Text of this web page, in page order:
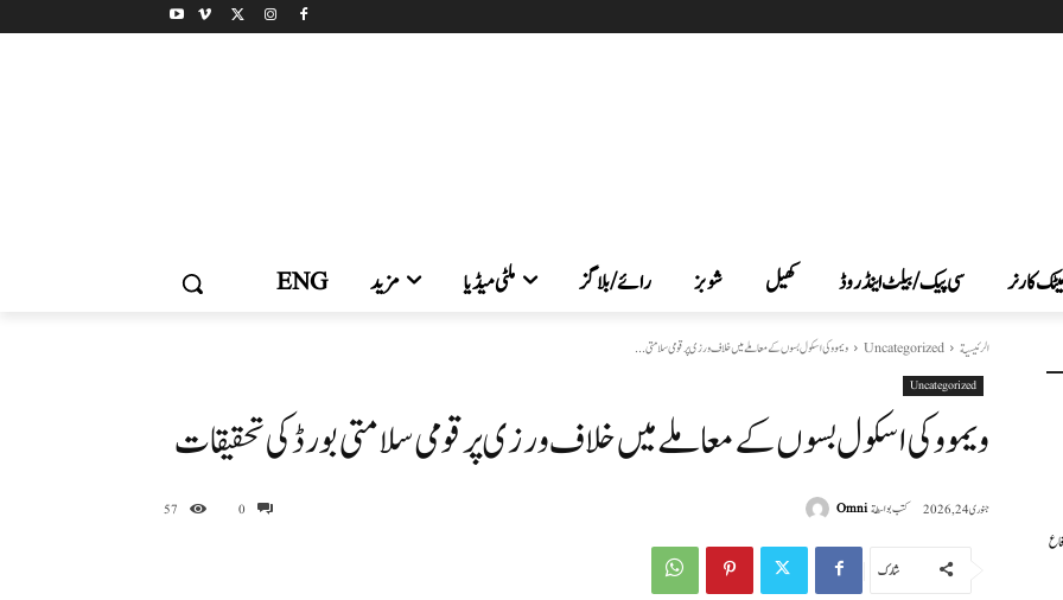
کارنر سی پیک /بیلٹ اینڈ روڈ کھیل شوبز رائے/بلاگز ملٹی میڈیا مزید ENG
الرئيسية Uncategorized ویموو کی اسکول بسوں کے معاملے میں خلاف ورزی پر قومی سلامتی...
Uncategorized
ویموو کی اسکول بسوں کے معاملے میں خلاف ورزی پر قومی سلامتی بورڈ کی تحقیقات
0
57 جنوری 24, 2026 كتب بواسطةOmni
شارك